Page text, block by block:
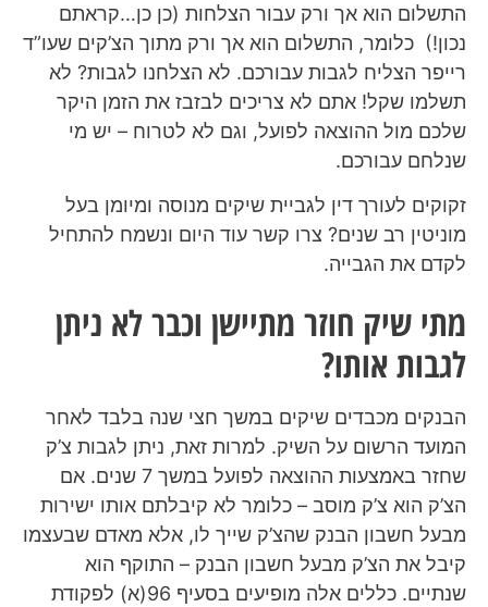
התשלום הוא אך ורק עבור הצלחות (כן כן…קראתם
נכון!) כלומר, התשלום הוא אך ורק מתוך הצ’קים שעו”ד
רייפר הצליח לגבות עבורכם. לא הצלחנו לגבות? לא
תשלמו שקל! אתם לא צריכים לבזבז את הזמן היקר
שלכם מול ההוצאה לפועל, וגם לא לטרוח – יש מי
שנלחם עבורכם.
זקוקים לעורך דין לגביית שיקים מנוסה ומיומן בעל
מוניטין רב שנים? צרו קשר עוד היום ונשמח להתחיל
לקדם את הגבייה.
מתי שיק חוזר מתיישן וכבר לא ניתן
לגבות אותו?
הבנקים מכבדים שיקים במשך חצי שנה בלבד לאחר
המועד הרשום על השיק. למרות זאת, ניתן לגבות צ’ק
שחזר באמצעות ההוצאה לפועל במשך 7 שנים. אם
הצ’ק הוא צ’ק מוסב – כלומר לא קיבלתם אותו ישירות
מבעל חשבון הבנק שהצ’ק שייך לו, אלא מאדם שבעצמו
קיבל את הצ’ק מבעל חשבון הבנק – התוקף הוא
שנתיים. כללים אלה מופיעים בסעיף 96(א) לפקודת